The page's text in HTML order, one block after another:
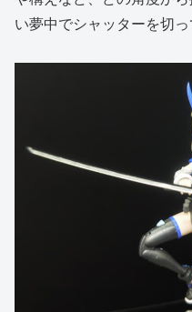
い夢中でシャッターを切っ